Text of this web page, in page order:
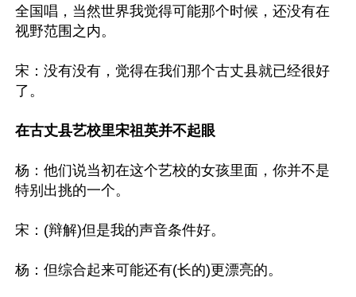
全国唱，当然世界我觉得可能那个时候，还没有在
视野范围之内。
宋：没有没有，觉得在我们那个古丈县就已经很好
了。
在古丈县艺校里宋祖英并不起眼
杨：他们说当初在这个艺校的女孩里面，你并不是
特别出挑的一个。
宋：(辩解)但是我的声音条件好。
杨：但综合起来可能还有(长的)更漂亮的。